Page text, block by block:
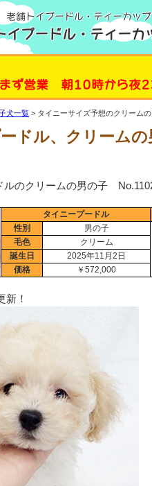
老舗トイプードル・ティーカッ
イプードル・ティー
ず営業 朝10時から夜
犬一覧 タイニーサイズ予想のクリーム
ードル、クリーム
ルのクリームの男の子
タイニープードル
性別
男の子
毛色
クリーム
誕生日
2025年11月2日
価格
￥572,000
新！